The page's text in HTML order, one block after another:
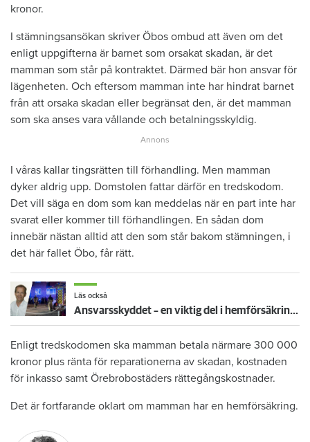
kronor.
I stämningsansökan skriver Öbos ombud att även om det
enligt uppgifterna är barnet som orsakat skadan, är det
mamman som står på kontraktet. Därmed bär hon ansvar för
lägenheten. Och eftersom mamman inte har hindrat barnet
från att orsaka skadan eller begränsat den, är det mamman
som ska anses vara vållande och betalningsskyldig.
I våras kallar tingsrätten till förhandling. Men mamman
dyker aldrig upp. Domstolen fattar därför en tredskodom.
Det vill säga en dom som kan meddelas när en part inte har
svarat eller kommer till förhandlingen. En sådan dom
innebär nästan alltid att den som står bakom stämningen, i
det här fallet Öbo, får rätt.
Läs också
Ansvarsskyddet – en viktig del i hemförsäkringen
Enligt tredskodomen ska mamman betala närmare 300 000
kronor plus ränta för reparationerna av skadan, kostnaden
för inkasso samt Örebrobostäders rättegångskostnader.
Det är fortfarande oklart om mamman har en hemförsäkring.